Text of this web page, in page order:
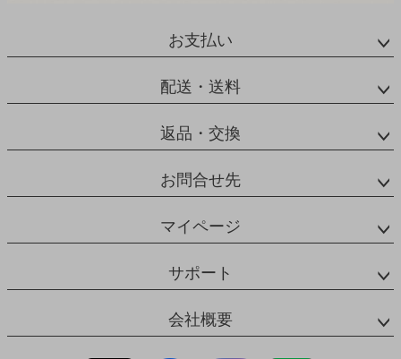
お支払い
配送・送料
返品・交換
お問合せ先
マイページ
サポート
会社概要